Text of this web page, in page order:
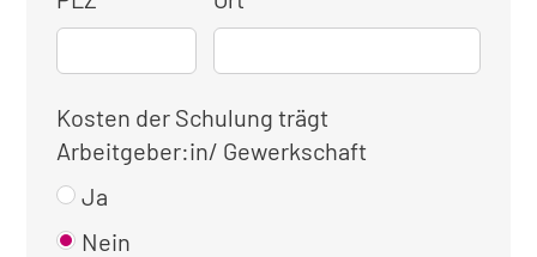
Kosten der Schulung trägt
Arbeitgeber:in/ Gewerkschaft
Ja
Nein